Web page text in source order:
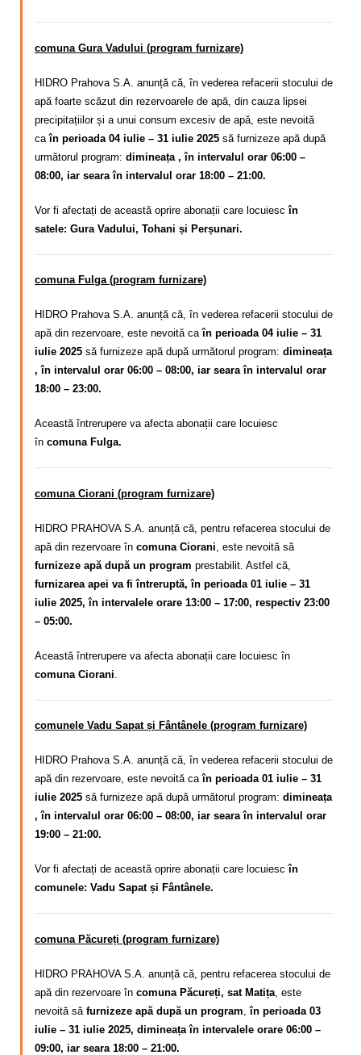
comuna Gura Vadului (program furnizare)
HIDRO Prahova S.A. anunță că, în vederea refacerii stocului de
apă foarte scăzut din rezervoarele de apă, din cauza lipsei
precipitațiilor și a unui consum excesiv de apă , este nevoită
caîn perioada 04 iulie – 31 iulie 2025 să furnizeze apă după
următorul program: dimineața , în intervalul orar 06:00 –
08:00, iar seara în intervalul orar 18:00 – 21:00.
Vor fi afectați de această oprire abonații care locuiescîn
satele: Gura Vadului, Tohani și Perșunari.
comuna Fulga (program furnizare)
HIDRO Prahova S.A. anunță că, în vederea refacerii stocului de
apă din rezervoare, este nevoită caîn perioada 04 iulie – 31
iulie 2025 să furnizeze apă după următorul program: dimineața
, în intervalul orar 06:00 – 08:00, iar seara în intervalul orar
18:00 – 23:00.
Această întrerupere va afecta abonații care locuiesc
în comuna Fulga.
comuna Ciorani (program furnizare)
HIDRO PRAHOVA S.A. anunță că, pentru refacerea stocului de
apă din rezervoare în comuna Ciorani , este nevoită să
furnizeze apă după un program prestabilit. Astfel că,
furnizarea apei va fi întreruptă, în perioada 01 iulie – 31
iulie 2025, în intervalele orare 13:00 – 17:00, respectiv 23:00
– 05:00.
Această întrerupere va afecta abonații care locuiesc în
comuna Ciorani
comunele Vadu Sapat și Fântânele (program furnizare)
HIDRO Prahova S.A. anunță că, în vederea refacerii stocului de
apă din rezervoare, este nevoită caîn perioada 01 iulie – 31
iulie 2025 să furnizeze apă după următorul program: dimineața
, în intervalul orar 06:00 – 08:00, iar seara în intervalul orar
19:00 – 21:00.
Vor fi afectați de această oprire abonații care locuiescîn
comunele: Vadu Sapat și Fântânele.
comuna Păcureți (program furnizare)
HIDRO PRAHOVA S.A. anunță că, pentru refacerea stocului de
apă din rezervoare în comuna Păcureți, sat Matița , este
nevoită să furnizeze apă după un program ,în perioada 03
iulie – 31 iulie 2025, dimineața în intervalele orare 06:00 –
09:00, iar seara 18:00 – 21:00.